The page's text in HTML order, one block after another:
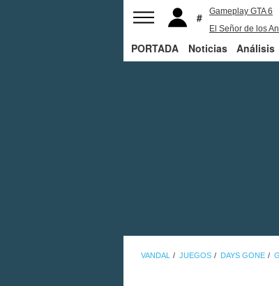
Gameplay GTA 6
El Señor de los
PORTADA Noticias Análisis
VANDAL JUEGOS DAYS GONE